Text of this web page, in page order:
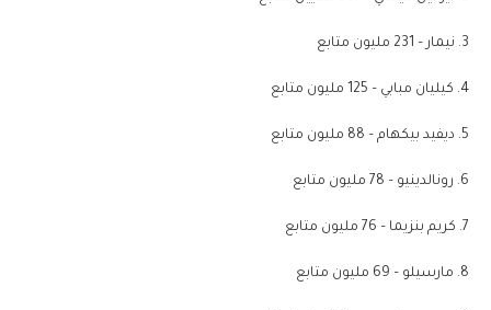
3. نيمار – 231 مليون متابع
4. كيليان مبابي – 125 مليون متابع
5. ديفيد بيكهام – 88 مليون متابع
6. رونالدينيو – 78 مليون متابع
7. كريم بنزيما – 76 مليون متابع
8. مارسيلو – 69 مليون متابع